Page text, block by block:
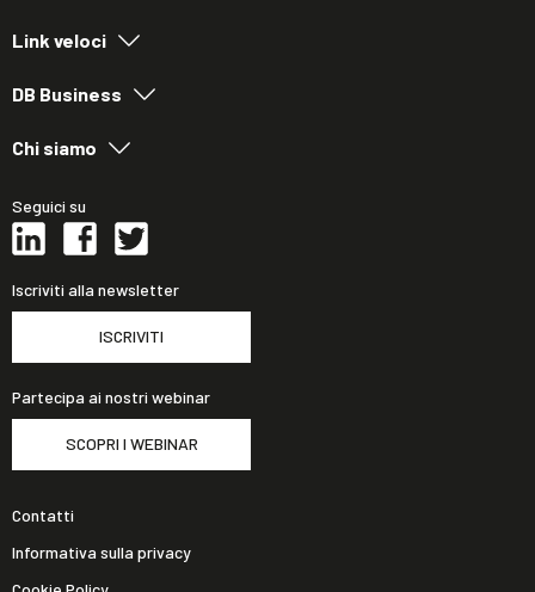
Link veloci
DB Business
Chi siamo
Seguici su
Iscriviti alla newsletter
ISCRIVITI
Partecipa ai nostri webinar
SCOPRI I WEBINAR
Contatti
Informativa sulla privacy